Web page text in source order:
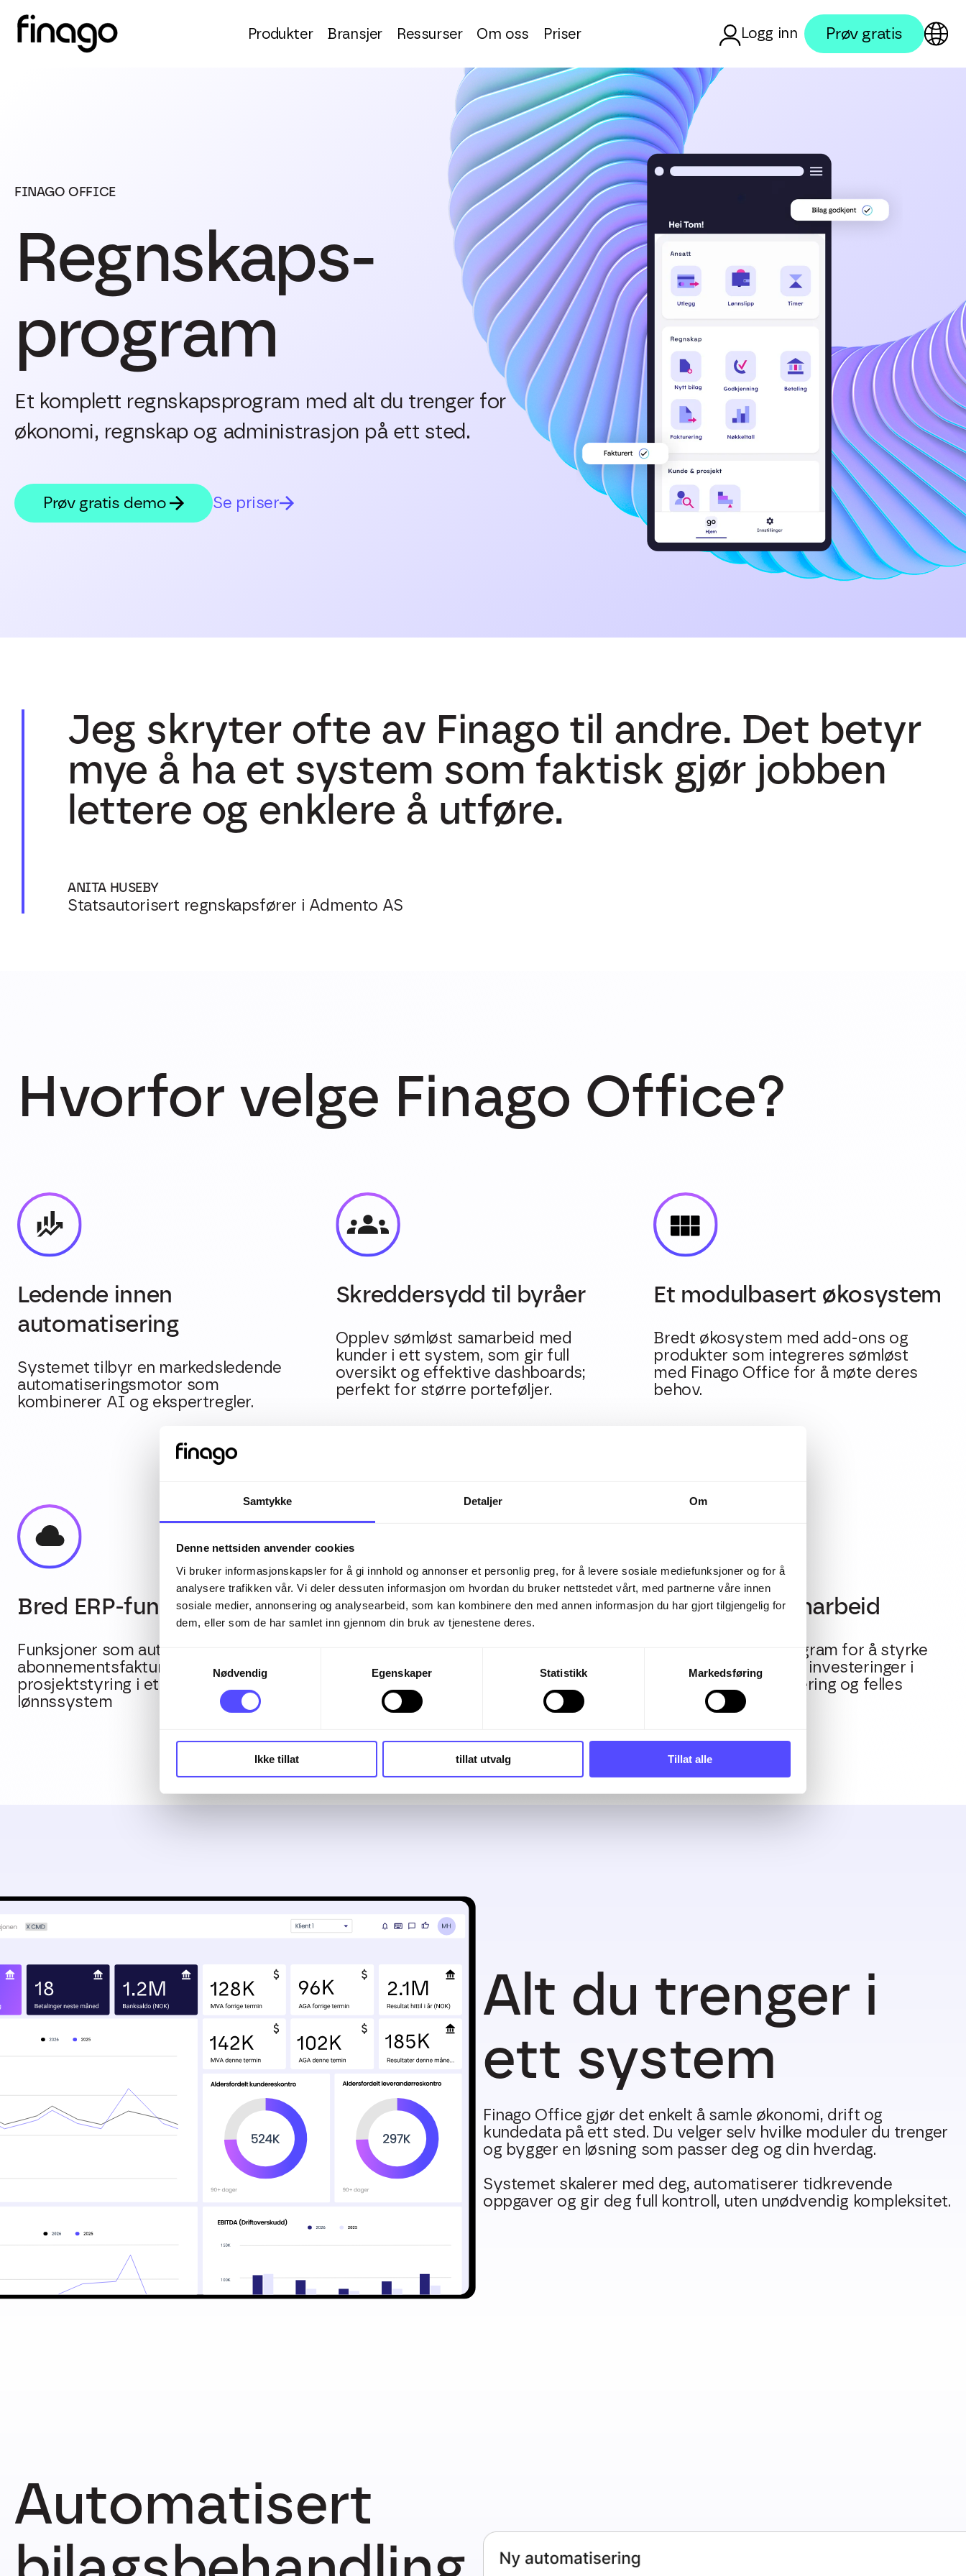
Samtykke Detaljer Om
Denne nettsiden anvender cookies
Vi bruker informasjonskapsler for å gi innhold og annonser et personlig preg, for å levere sosiale mediefunksjoner og for å
analysere trafikken vår. Vi deler dessuten informasjon om hvordan du bruker nettstedet vårt, med partnerne våre innen
sosiale medier, annonsering og analysearbeid, som kan kombinere den med annen informasjon du har gjort tilgjengelig for
dem, eller som de har samlet inn gjennom din bruk av tjenestene deres.
Samtykkevalg
Nødvendig
Egenskaper Statistikk Markedsføring
Ikke tillat tillat utvalg Tillat alle
Produkter Bransjer Ressurser Om oss Priser Logg inn Prøv gratis
FINAGO OFFICE
Regnskaps-
program
Et komplett regnskapsprogram med alt du trenger for
økonomi, regnskap og administrasjon på ett sted.
Prøv gratis demo Se priser
Jeg skryter ofte av Finago til andre. Det betyr
mye å ha et system som faktisk gjør jobben
lettere og enklere å utføre.
ANITA HUSEBY
Statsautorisert regnskapsfører i Admento AS
Hvorfor velge Finago Office?
Ledende innen
automatisering
Systemet tilbyr en markedsledende
automatiseringsmotor som
kombinerer AI og ekspertregler.
Skreddersydd til byråer
Opplev sømløst samarbeid med
kunder i ett system, som gir full
oversikt og effektive dashboards;
perfekt for større porteføljer.
Et modulbasert økosystem
Bredt økosystem med add-ons og
produkter som integreres sømløst
med Finago Office for å møte deres
behov.
Bred ERP-funksjonalitet
Funksjoner som automatisk bokføring,
abonnementsfakturering og
prosjektstyring i et tett integrert
lønnssystem
Fokus på integrasjoner og
API
Nye REST API ble lansert i 2024.
Selvbetjent integrasjonsplattform
med tilgang til eksisterende
Tett kundesamarbeid
Vi har et partnerprogram for å styrke
samarbeidet mellom investeringer i
oppsett, implementering og felles
kommersiell gevinst.
Alt du trenger i
ett system
Finago Office gjør det enkelt å samle økonomi, drift og
kundedata på ett sted. Du velger selv hvilke moduler du trenger
og bygger en løsning som passer deg og din hverdag.
Systemet skalerer med deg, automatiserer tidkrevende
oppgaver og gir deg full kontroll, uten unødvendig kompleksitet.
Automatisert